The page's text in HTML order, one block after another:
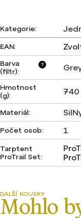
Kategorie:
EAN:
?
Barva
(filtr):
Hmotnost
(g): 740
Materiál:
Počet osob: 1
Tarptent
ProTrail Set: